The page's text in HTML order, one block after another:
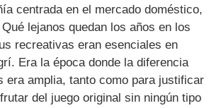
centrada en el mercado doméstico,
lejanos quedan los años en los
recreativas eran esenciales en
Era la época donde la diferencia
amplia, tanto como para justificar
del juego original sin ningún tipo